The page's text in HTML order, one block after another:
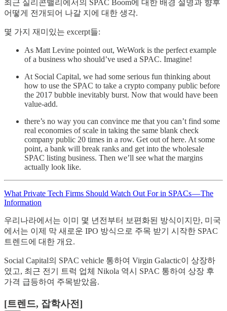
최근 실리콘밸리에서의 SPAC Boom에 대한 배경 설명과 향후
어떻게 전개되어 나갈 지에 대한 생각.
몇 가지 재미있는 excerpt들:
As Matt Levine pointed out, WeWork is the perfect example
of a business who should’ve used a SPAC. Imagine!
At Social Capital, we had some serious fun thinking about
how to use the SPAC to take a crypto company public before
the 2017 bubble inevitably burst. Now that would have been
value-add.
there’s no way you can convince me that you can’t find some
real economies of scale in taking the same blank check
company public 20 times in a row. Get out of here. At some
point, a bank will break ranks and get into the wholesale
SPAC listing business. Then we’ll see what the margins
actually look like.
What Private Tech Firms Should Watch Out For in SPACs — The
Information
우리나라에서는 이미 몇 년전부터 보편화된 방식이지만, 미국
에서는 이제 막 새로운 IPO 방식으로 주목 받기 시작한 SPAC
트렌드에 대한 개요.
Social Capital의 SPAC vehicle 통하여 Virgin Galactic이 상장하
였고, 최근 전기 트럭 업체 Nikola 역시 SPAC 통하여 상장 후
가격 급등하여 주목받았음.
[트렌드, 잡학사전]